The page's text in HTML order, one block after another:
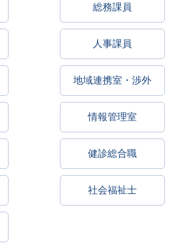
総務課員
人事課員
地域連携室・渉外
情報管理室
健診総合職
社会福祉士